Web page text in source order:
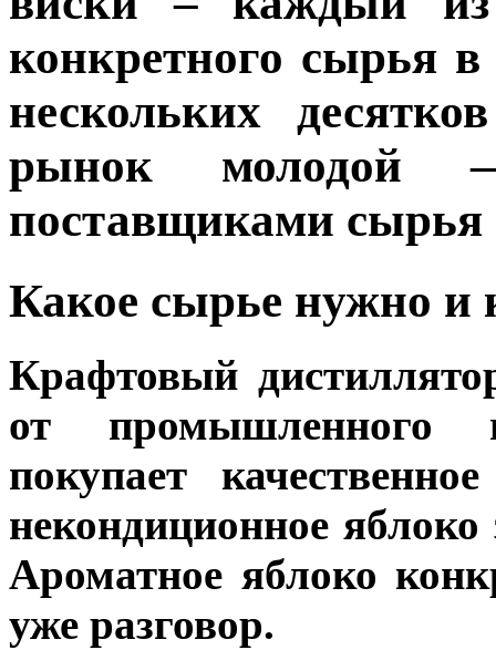
конкретного сырья
нескольких
рынок молодой
поставщиками
Какое сырье нужно и
Крафтовый
от промышленного
покупает
некондиционное
Ароматное яблоко
уже разговор.